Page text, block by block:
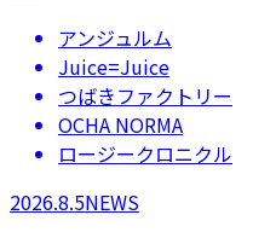
アンジュルム
Juice=Juice
つばきファクトリー
OCHA NORMA
ロージークロニクル
2026.8.5NEWS